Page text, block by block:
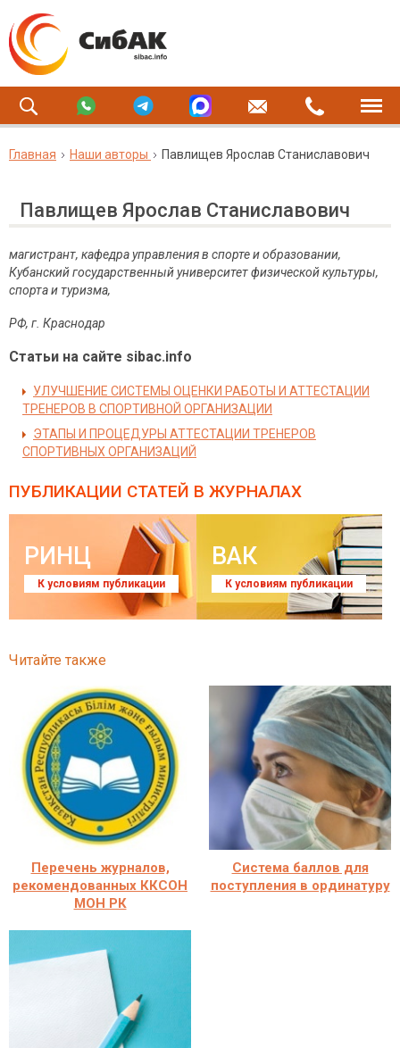
Главная Наши авторы Павлищев Ярослав Станиславович
Павлищев Ярослав Станиславович
магистрант, кафедра управления в спорте и образовании,
Кубанский государственный университет физической культуры,
спорта и туризма,
РФ, г. Краснодар
Статьи на сайте sibac.info
УЛУЧШЕНИЕ СИСТЕМЫ ОЦЕНКИ РАБОТЫ И АТТЕСТАЦИИ
ТРЕНЕРОВ В СПОРТИВНОЙ ОРГАНИЗАЦИИ
ЭТАПЫ И ПРОЦЕДУРЫ АТТЕСТАЦИИ ТРЕНЕРОВ
СПОРТИВНЫХ ОРГАНИЗАЦИЙ
ПУБЛИКАЦИИ СТАТЕЙ В ЖУРНАЛАХ
РИНЦ
К условиям публикации
ВАК
К условиям публикации
Читайте также
Перечень журналов,
рекомендованных ККСОН
МОН РК
Система баллов для
поступления в ординатуру